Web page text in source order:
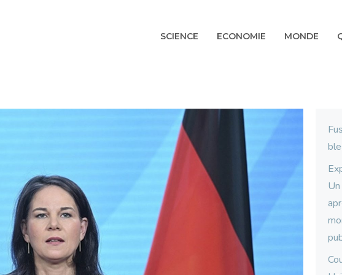
SCIENCE ECONOMIE MONDE